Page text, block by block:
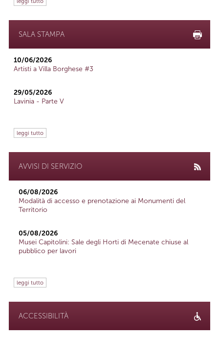
SALA STAMPA
10/06/2026
Artisti a Villa Borghese #3
29/05/2026
Lavinia - Parte V
leggi tutto
AVVISI DI SERVIZIO
06/08/2026
Modalità di accesso e prenotazione ai Monumenti del
Territorio
05/08/2026
Musei Capitolini: Sale degli Horti di Mecenate chiuse al
pubblico per lavori
leggi tutto
ACCESSIBILITÀ